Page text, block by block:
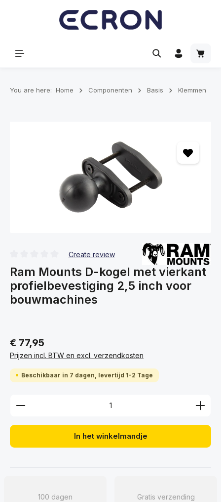
You are here: Home Componenten Basis Klemmen
Gemiddelde waardering van 0 van 5 sterren
Create review
Ram Mounts D-kogel met vierkant
profielbevestiging 2,5 inch voor
bouwmachines
€ 77,95
Prijzen incl. BTW en excl. verzendkosten
Beschikbaar in 7 dagen, levertijd 1-2 Tage
Producthoeveelheid: Voer de gewenste
In het winkelmandje
100 dagen
Gratis verzending